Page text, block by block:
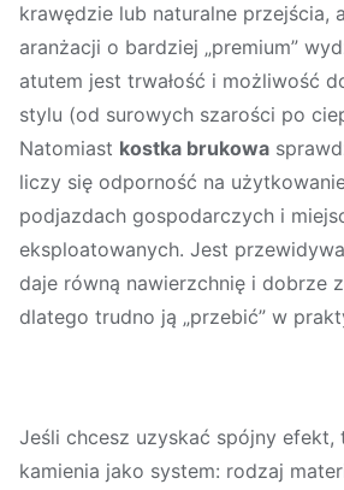
krawędzie lub naturalne przejścia,
aranżacji o bardziej „premium”
atutem jest trwałość i możliwość
stylu (od surowych szarości po
Natomiast kostka brukowa
liczy się odporność na
podjazdach gospodarczych i
eksploatowanych. Jest
daje równą nawierzchnię i dobrze
dlatego trudno ją „przebić” w
Jeśli chcesz uzyskać spójny
kamienia jako system: rodzaj